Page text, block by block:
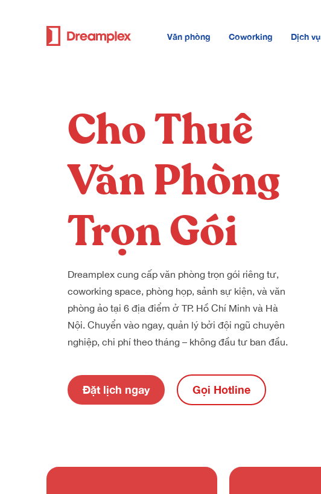
Văn phòng Coworking Dịch vụ
Cho Thuê
Văn Phòng
Trọn Gói
Dreamplex cung cấp văn phòng trọn gói riêng tư,
coworking space, phòng họp, sảnh sự kiện, và văn
phòng ảo tại 6 địa điểm ở TP. Hồ Chí Minh và Hà
Nội. Chuyển vào ngay, quản lý bởi đội ngũ chuyên
nghiệp, chi phí theo tháng – không đầu tư ban đầu.
Đặt lịch ngay Gọi Hotline